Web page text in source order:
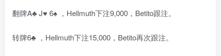
翻牌A♣ J♥ 6♠ ，Hellmuth下注9,000，Betito跟注。
转牌6♣ ，Hellmuth下注15,000，Betito再次跟注。